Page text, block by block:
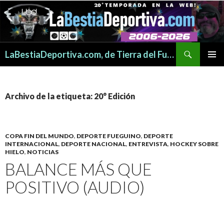
LaBestiaDeportiva.com, de Tierra del Fuego para todo el mundo
Archivo de la etiqueta: 20° Edición
COPA FIN DEL MUNDO, DEPORTE FUEGUINO, DEPORTE
INTERNACIONAL, DEPORTE NACIONAL, ENTREVISTA, HOCKEY SOBRE
HIELO, NOTICIAS
BALANCE MÁS QUE
POSITIVO (AUDIO)